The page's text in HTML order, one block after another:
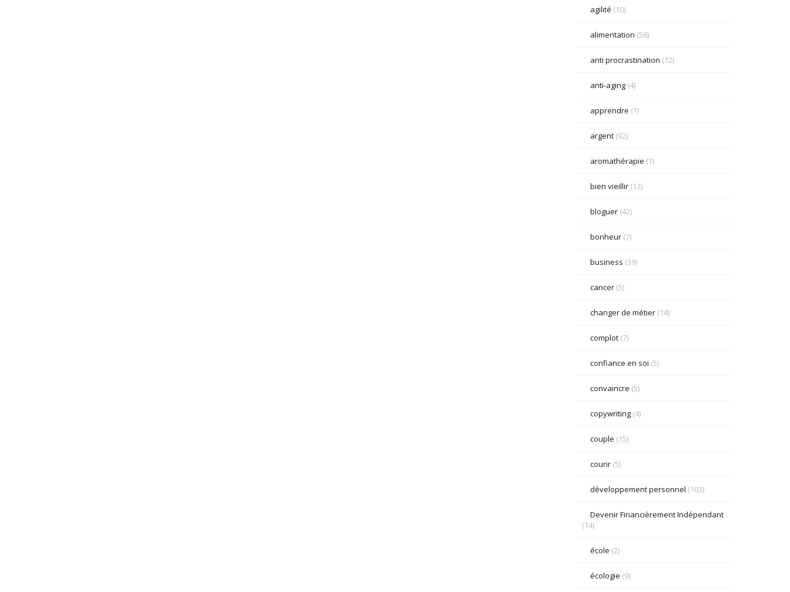
agilité (10)
alimentation (56)
anti procrastination (12)
anti-aging(4)
apprendre (1)
argent(92)
aromathérapie (1)
bien vieillir(12)
bloguer(42)
bonheur(7)
business (39)
cancer(5)
changer de métier(14)
complot(7)
confiance en soi (5)
convaincre (5)
copywriting(4)
couple (15)
courir(5)
développement personnel (103)
Devenir Financièrement Indépendant
(14)
école (2)
écologie (9)